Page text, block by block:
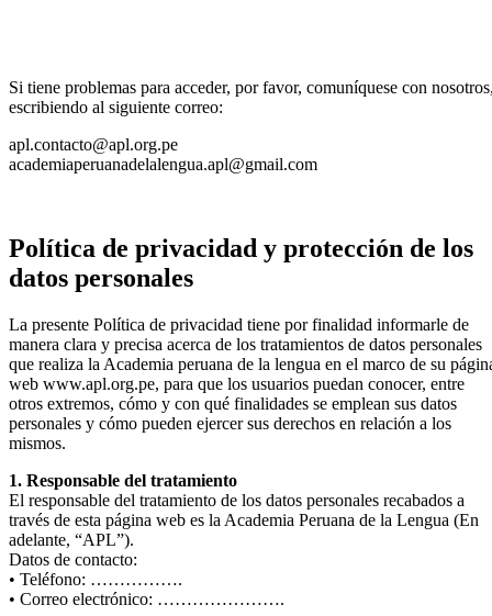
Si tiene problemas para acceder, por favor, comuníquese con
escribiendo al siguiente correo:
apl.contacto@apl.org.pe
academiaperuanadelalengua.apl@gmail.com
Política de privacidad y protección de los
datos personales
La presente Política de privacidad tiene por finalidad informarle de
manera clara y precisa acerca de los tratamientos de datos personales
que realiza la Academia peruana de la lengua en el marco de su
web www.apl.org.pe, para que los usuarios puedan conocer, entre
otros extremos, cómo y con qué finalidades se emplean sus datos
personales y cómo pueden ejercer sus derechos en relación a los
mismos.
1. Responsable del tratamiento
El responsable del tratamiento de los datos personales recabados a
través de esta página web es la Academia Peruana de la Lengua (En
adelante, “APL”).
Datos de contacto:
• Teléfono: …………….
• Correo electrónico: ………………….